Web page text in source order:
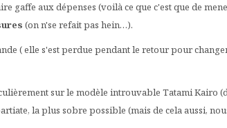
gaffe aux dépenses (voilà ce que c'est que de
(on n'se refait pas hein…).
( elle s'est perdue pendant le retour pour
sur le modèle introuvable Tatami Kairo
la plus sobre possible (mais de cela aussi,